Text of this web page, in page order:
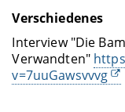
Verschiedenes
Interview "Die
Verwandten"
v=7uuGawsvvvg